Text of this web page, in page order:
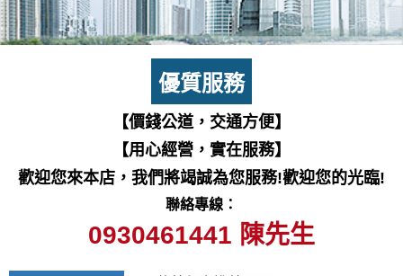
優質服務
【價錢公道，交通方便】
【用心經營，實在服務】
歡迎您來本店，我們將竭誠為您服務!歡迎您的光臨!
聯絡專線：
0930461441 陳先生
2018-03-16 花蓮景點2018地圖...
七星潭風景區美景介紹...
三日遊景點行程規劃景...
2018-03-12 花蓮自由行自助行程
2025-11-17 通水管後排水變快？背...